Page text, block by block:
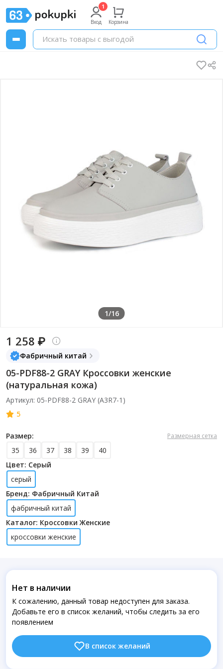
Вход Корзина
1/16
1 258 ₽
Фабричный китай
05-PDF88-2 GRAY Кроссовки женские
(натуральная кожа)
Артикул: 05-PDF88-2 GRAY (A3R7-1)
5
Размер: Размерная сетка
35 36 37 38 39
40
Цвет: Серый
серый
Бренд: Фабричный Китай
фабричный китай
Каталог: Кроссовки Женские
кроссовки женские
Нет в наличии
К сожалению, данный товар недоступен для заказа.
Добавьте его в список желаний, чтобы следить за его
появлением
В список желаний